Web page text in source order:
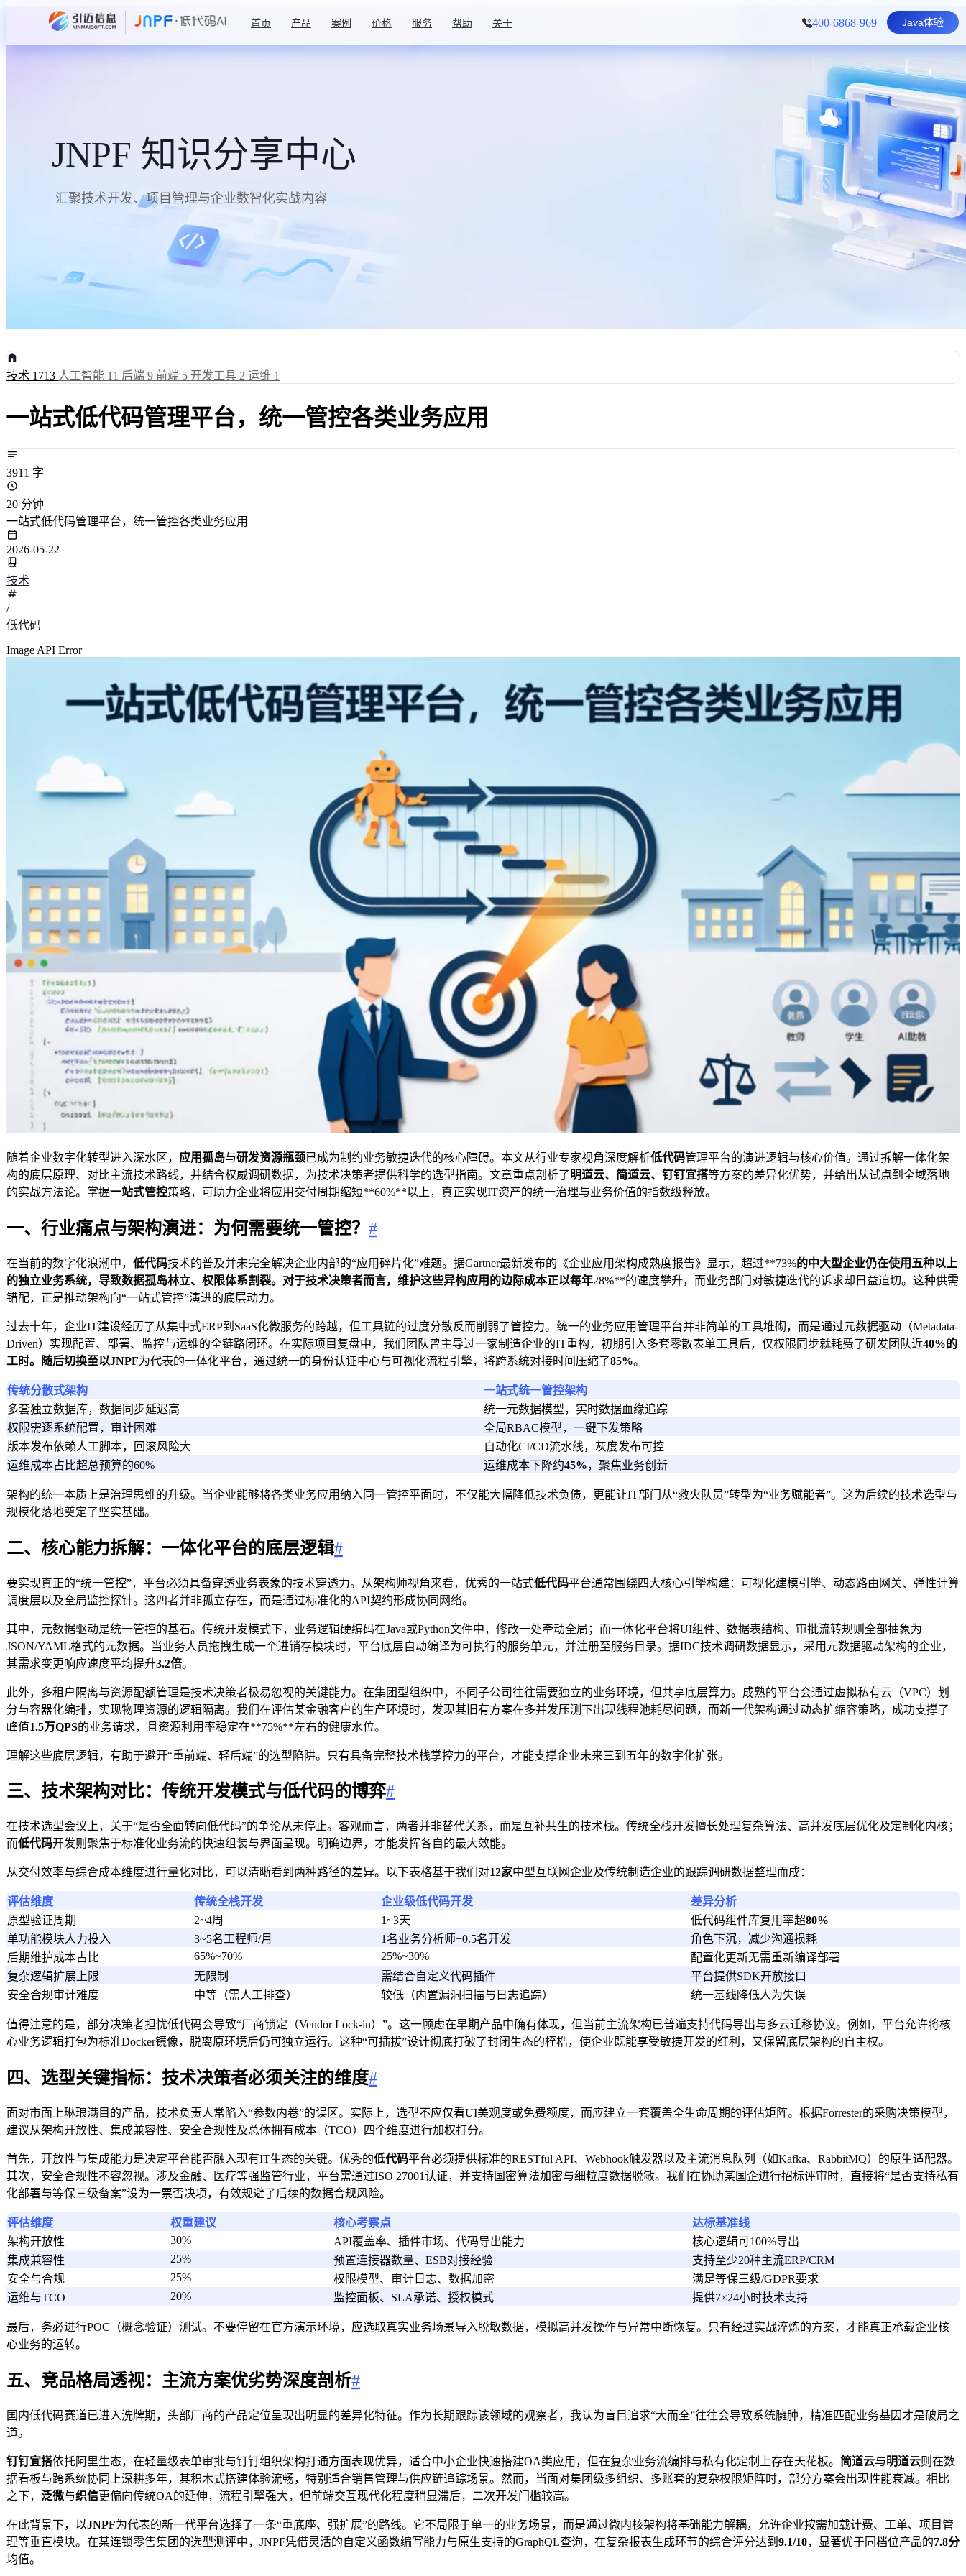
首页 产品 案例 价格 服务 帮助 关于 400-6868-969 Java体验
JNPF 知识分享中心
汇聚技术开发、项目管理与企业数智化实战内容
技术 1713 人工智能 11 后端 9 前端 5 开发工具 2 运维 1
一站式低代码管理平台，统一管控各类业务应用
3911 字
20 分钟
一站式低代码管理平台，统一管控各类业务应用
2026-05-22
技术
/
低代码
Image API Error
随着企业数字化转型进入深水区， 应用孤岛与研发资源瓶颈已成为制约业务敏捷迭代的核心障碍。本文从行业专家视角深度解析低代码管理平台的演进逻辑与核心价值。通过拆解一体化架
构的底层原理、对比主流技术路线，并结合权威调研数据，为技术决策者提供科学的选型指南。文章重点剖析了明道云、简道云、钉钉宜搭等方案的差异化优势，并给出从试点到全域落地
的实战方法论。掌握一站式管控策略，可助力企业将应用交付周期缩短**60%**以上，真正实现IT资产的统一治理与业务价值的指数级释放。
一、行业痛点与架构演进：为何需要统一管控？ #
在当前的数字化浪潮中， 低代码技术的普及并未完全解决企业内部的“应用碎片化”难题。据Gartner最新发布的《企业应用架构成熟度报告》显示，超过**73%的中大型企业仍在使用五种以上
的独立业务系统，导致数据孤岛林立、权限体系割裂。对于技术决策者而言，维护这些异构应用的边际成本正以每年28%**的速度攀升，而业务部门对敏捷迭代的诉求却日益迫切。这种供需
错配，正是推动架构向“一站式管控”演进的底层动力。
过去十年，企业IT建设经历了从集中式ERP到SaaS化微服务的跨越，但工具链的过度分散反而削弱了管控力。统一的业务应用管理平台并非简单的工具堆砌，而是通过元数据驱动（Metadata-
Driven）实现配置、部署、监控与运维的全链路闭环。在实际项目复盘中，我们团队曾主导过一家制造企业的IT重构，初期引入多套零散表单工具后，仅权限同步就耗费了研发团队近40%的
工时。随后切换至以JNPF为代表的一体化平台，通过统一的身份认证中心与可视化流程引擎，将跨系统对接时间压缩了85%。
传统分散式架构
一站式统一管控架构
多套独立数据库，数据同步延迟高
统一元数据模型，实时数据血缘追踪
权限需逐系统配置，审计困难
全局RBAC模型，一键下发策略
版本发布依赖人工脚本，回滚风险大
自动化CI/CD流水线，灰度发布可控
运维成本占比超总预算的60%
运维成本下降约45%，聚焦业务创新
架构的统一本质上是治理思维的升级。当企业能够将各类业务应用纳入同一管控平面时，不仅能大幅降低技术负债，更能让IT部门从“救火队员”转型为“业务赋能者”。这为后续的技术选型与
规模化落地奠定了坚实基础。
二、核心能力拆解：一体化平台的底层逻辑#
要实现真正的“统一管控”，平台必须具备穿透业务表象的技术穿透力。从架构师视角来看，优秀的一站式低代码平台通常围绕四大核心引擎构建：可视化建模引擎、动态路由网关、弹性计算
调度层以及全局监控探针。这四者并非孤立存在，而是通过标准化的API契约形成协同网络。
其中，元数据驱动是统一管控的基石。传统开发模式下，业务逻辑硬编码在Java或Python文件中，修改一处牵动全局；而一体化平台将UI组件、数据表结构、审批流转规则全部抽象为
JSON/YAML格式的元数据。当业务人员拖拽生成一个进销存模块时，平台底层自动编译为可执行的服务单元，并注册至服务目录。据IDC技术调研数据显示，采用元数据驱动架构的企业，
其需求变更响应速度平均提升3.2倍。
此外，多租户隔离与资源配额管理是技术决策者极易忽视的关键能力。在集团型组织中，不同子公司往往需要独立的业务环境，但共享底层算力。成熟的平台会通过虚拟私有云（VPC）划
分与容器化编排，实现物理资源的逻辑隔离。我们在评估某金融客户的生产环境时，发现其旧有方案在多并发压测下出现线程池耗尽问题，而新一代架构通过动态扩缩容策略，成功支撑了
峰值1.5万QPS的业务请求，且资源利用率稳定在**75%**左右的健康水位。
理解这些底层逻辑，有助于避开“重前端、轻后端”的选型陷阱。只有具备完整技术栈掌控力的平台，才能支撑企业未来三到五年的数字化扩张。
三、技术架构对比：传统开发模式与低代码的博弈#
在技术选型会议上，关于“是否全面转向低代码”的争论从未停止。客观而言，两者并非替代关系，而是互补共生的技术栈。传统全栈开发擅长处理复杂算法、高并发底层优化及定制化内核；
而低代码开发则聚焦于标准化业务流的快速组装与界面呈现。明确边界，才能发挥各自的最大效能。
从交付效率与综合成本维度进行量化对比，可以清晰看到两种路径的差异。以下表格基于我们对12家中型互联网企业及传统制造企业的跟踪调研数据整理而成：
评估维度 传统全栈开发 企业级低代码开发
差异分析
原型验证周期
2~4周 1~3天 低代码组件库复用率超80%
单功能模块人力投入
3~5名工程师/月 1名业务分析师+0.5名开发
角色下沉，减少沟通损耗
后期维护成本占比
65%~70% 25%~30%
配置化更新无需重新编译部署
复杂逻辑扩展上限
无限制 需结合自定义代码插件
平台提供SDK开放接口
安全合规审计难度
中等（需人工排查） 较低（内置漏洞扫描与日志追踪） 统一基线降低人为失误
值得注意的是，部分决策者担忧低代码会导致“厂商锁定（Vendor Lock-in）”。这一顾虑在早期产品中确有体现，但当前主流架构已普遍支持代码导出与多云迁移协议。例如，平台允许将核
心业务逻辑打包为标准Docker镜像，脱离原环境后仍可独立运行。这种“可插拔”设计彻底打破了封闭生态的桎梏，使企业既能享受敏捷开发的红利，又保留底层架构的自主权。
四、选型关键指标：技术决策者必须关注的维度#
面对市面上琳琅满目的产品，技术负责人常陷入“参数内卷”的误区。实际上，选型不应仅看UI美观度或免费额度，而应建立一套覆盖全生命周期的评估矩阵。根据Forrester的采购决策模型，
建议从架构开放性、集成兼容性、安全合规性及总体拥有成本（TCO）四个维度进行加权打分。
首先，开放性与集成能力是决定平台能否融入现有IT生态的关键。优秀的低代码平台必须提供标准的RESTful API、Webhook触发器以及主流消息队列（如Kafka、RabbitMQ）的原生适配器。
其次，安全合规性不容忽视。涉及金融、医疗等强监管行业，平台需通过ISO 27001认证，并支持国密算法加密与细粒度数据脱敏。我们在协助某国企进行招标评审时，直接将“是否支持私有
化部署与等保三级备案”设为一票否决项，有效规避了后续的数据合规风险。
评估维度 权重建议 核心考察点
达标基准线
架构开放性
30% API覆盖率、插件市场、代码导出能力
核心逻辑可100%导出
集成兼容性
25% 预置连接器数量、ESB对接经验
支持至少20种主流ERP/CRM
安全与合规
25% 权限模型、审计日志、数据加密
满足等保三级/GDPR要求
运维与TCO
20% 监控面板、SLA承诺、授权模式 提供7×24小时技术支持
最后，务必进行POC（概念验证）测试。不要停留在官方演示环境，应选取真实业务场景导入脱敏数据，模拟高并发操作与异常中断恢复。只有经过实战淬炼的方案，才能真正承载企业核
心业务的运转。
五、竞品格局透视：主流方案优劣势深度剖析#
国内低代码赛道已进入洗牌期，头部厂商的产品定位呈现出明显的差异化特征。作为长期跟踪该领域的观察者，我认为盲目追求“大而全”往往会导致系统臃肿，精准匹配业务基因才是破局之
道。
钉钉宜搭依托阿里生态，在轻量级表单审批与钉钉组织架构打通方面表现优异，适合中小企业快速搭建OA类应用，但在复杂业务流编排与私有化定制上存在天花板。 简道云与明道云则在数
据看板与跨系统协同上深耕多年，其积木式搭建体验流畅，特别适合销售管理与供应链追踪场景。然而，当面对集团级多组织、多账套的复杂权限矩阵时，部分方案会出现性能衰减。相比
之下， 泛微与织信更偏向传统OA的延伸，流程引擎强大，但前端交互现代化程度稍显滞后，二次开发门槛较高。
在此背景下，以JNPF为代表的新一代平台选择了一条“重底座、强扩展”的路线。它不局限于单一的业务场景，而是通过微内核架构将基础能力解耦，允许企业按需加载计费、工单、项目管
理等垂直模块。在某连锁零售集团的选型测评中，JNPF凭借灵活的自定义函数编写能力与原生支持的GraphQL查询，在复杂报表生成环节的综合评分达到 9.1/10，显著优于同档位产品的7.8分
均值。